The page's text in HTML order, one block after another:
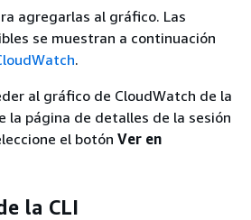
agregarlas al gráfico. Las
se muestran a continuación
.
al gráfico de CloudWatch de la
la página de detalles de la sesión
el botón Ver en
la CLI